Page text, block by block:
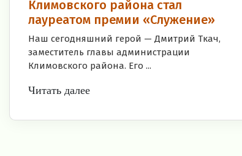
Климовского района стал
лауреатом премии «Служение»
Наш сегодняшний герой — Дмитрий Ткач,
заместитель главы администрации
Климовского района. Его ...
Читать далее